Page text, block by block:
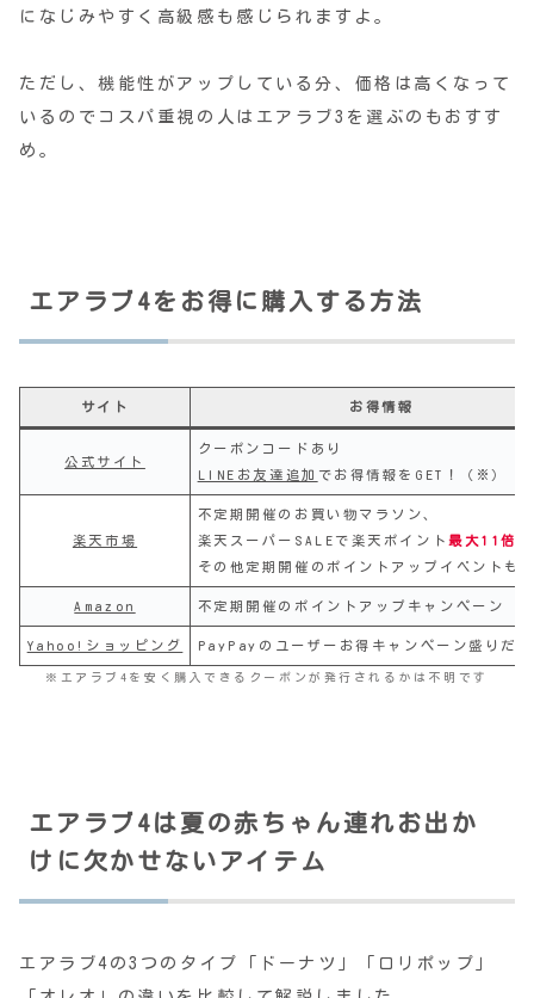
になじみやすく高級感も感じられますよ。
ただし、機能性がアップしている分、価格は高くなって
いるのでコスパ重視の人はエアラブ3を選ぶのもおすす
め。
エアラブ4をお得に購入する方法
サイト お得情報
公式サイト
クーポンコードあり
LINEお友達追加 でお得情報をGET！（※）
楽天市場
不定期開催のお買い物マラソン、
楽天スーパーSALEで楽天ポイント最大11倍
その他定期開催のポイントアップイベントも
Amazon 不定期開催のポイントアップキャンペーン
Yahoo!ショッピング PayPayのユーザーお得キャンペーン盛りだ
※エアラブ4を安く購入できるクーポンが発行されるかは不明です
エアラブ4は夏の赤ちゃん連れお出か
けに欠かせないアイテム
エアラブ4の3つのタイプ「ドーナツ」「ロリポップ」